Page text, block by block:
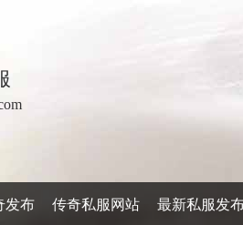
发布 传奇私服网站 最新私服发